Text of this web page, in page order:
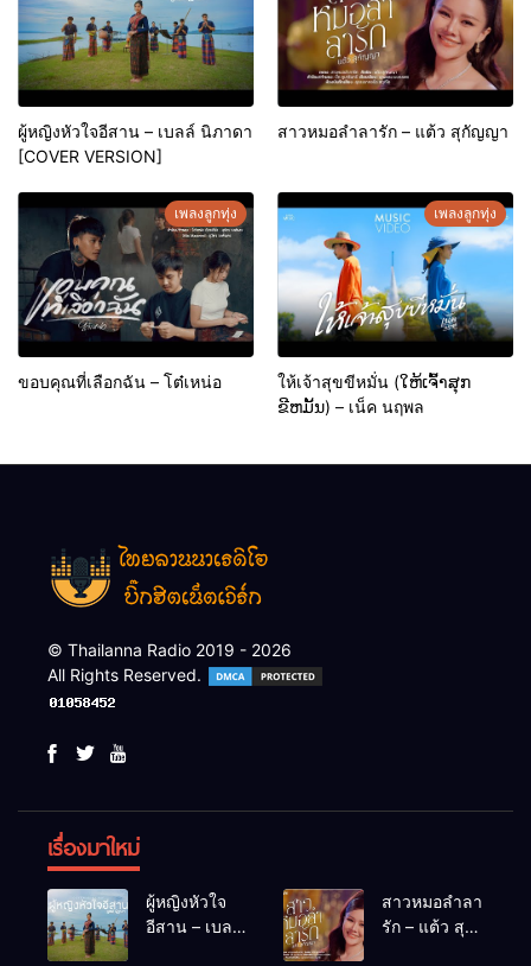
ผู้หญิงหัวใจอีสาน – เบลล์ นิภาดา
[COVER VERSION]
สาวหมอลำลารัก – แต้ว สุกัญญา
เพลงลูกทุ่ง
ขอบคุณที่เลือกฉัน – โต๋เหน่อ
เพลงลูกทุ่ง
ให้เจ้าสุขขีหมั่น (ໃຫ້ເຈົ້າສຸກ
ຂີຫມັ້ນ) – เน็ค นฤพล
© Thailanna Radio 2019 - 2026
All Rights Reserved.
เรื่องมาใหม่
ผู้หญิงหัวใจ
อีสาน – เบลล์
สาวหมอลำลา
รัก – แต้ว สุ